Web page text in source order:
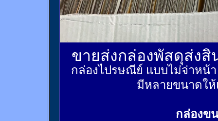
ขายส่งกล่องพัสดุส่ง
กล่องไปรษณีย์ แบบไม่จ่าหน้
มีหลายขนาดให้
กล่องข